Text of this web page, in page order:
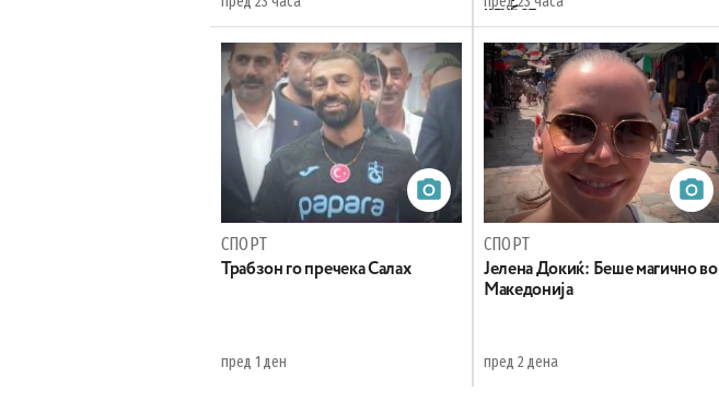
клубот
СПОРТ
Трабзон го пречека Салах
пред 1 ден
СПОРТ
Јелена Докиќ: Беше магично во
Македонија
пред 2 дена